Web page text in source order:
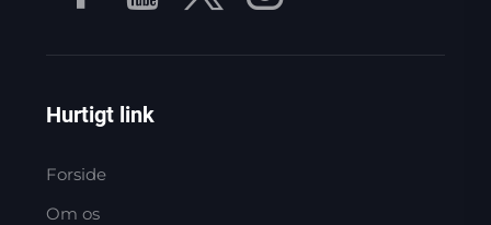
Hurtigt link
Forside
Om os